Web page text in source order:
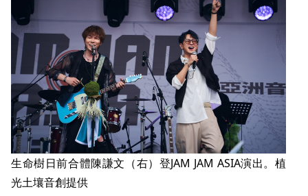
生命樹日前合體陳謙文（右）登JAM JAM ASIA演出。植
光土壤音創提供